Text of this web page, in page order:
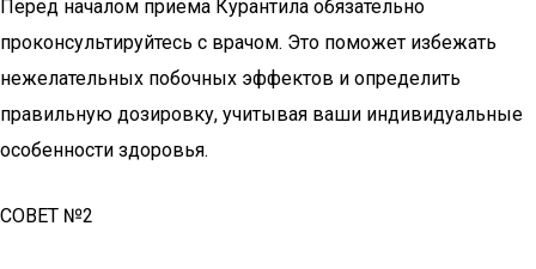
Перед началом приема Курантила обязательно
проконсультируйтесь с врачом. Это поможет избежать
нежелательных побочных эффектов и определить
правильную дозировку, учитывая ваши индивидуальные
особенности здоровья.
СОВЕТ №2